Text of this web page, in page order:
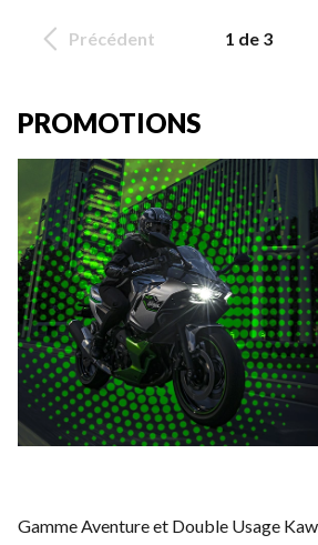
Précédent 1 de 3
PROMOTIONS
Gamme Aventure et Double Usage